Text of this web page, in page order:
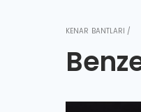
KENAR BANTLARI /